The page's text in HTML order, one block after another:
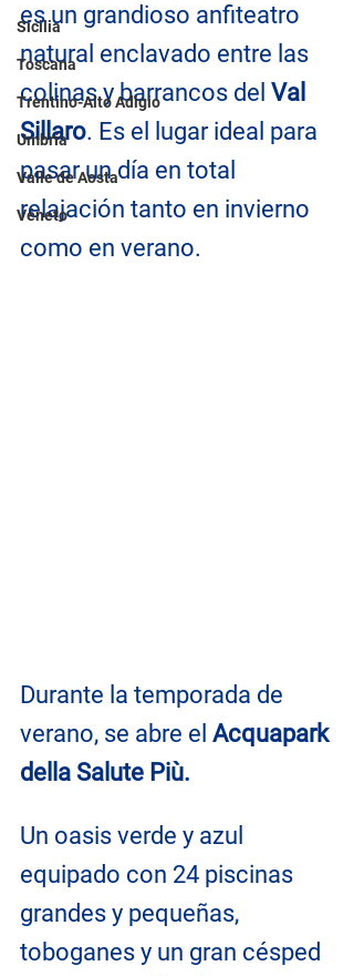
Sicilia
Toscana
Trentino-Alto Adigio
Umbría
Valle de Aosta
Véneto
es un grandioso anfiteatro
natural enclavado entre las
colinas y barrancos del Val
Sillaro. Es el lugar ideal para
pasar un día en total
relajación tanto en invierno
como en verano.
Durante la temporada de
verano, se abre el Acquapark
della Salute Più.
Un oasis verde y azul
equipado con 24 piscinas
grandes y pequeñas,
toboganes y un gran césped